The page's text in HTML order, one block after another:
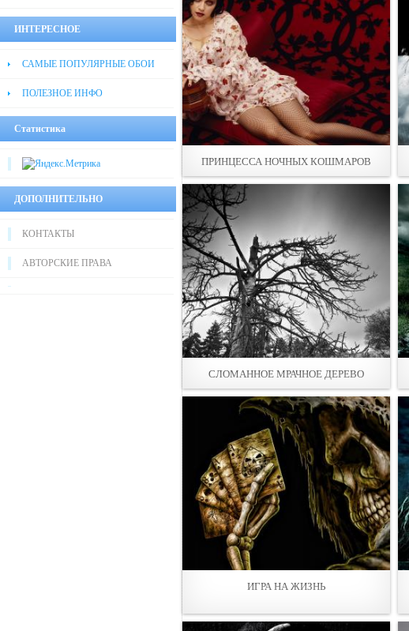
ИНТЕРЕСНОЕ
САМЫЕ ПОПУЛЯРНЫЕ ОБОИ
ПОЛЕЗНОЕ ИНФО
Статистика
ДОПОЛНИТЕЛЬНО
КОНТАКТЫ
АВТОРСКИЕ ПРАВА
ПРИНЦЕССА НОЧНЫХ КОШМАРОВ
СЛОМАННОЕ МРАЧНОЕ ДЕРЕВО
ИГРА НА ЖИЗНЬ